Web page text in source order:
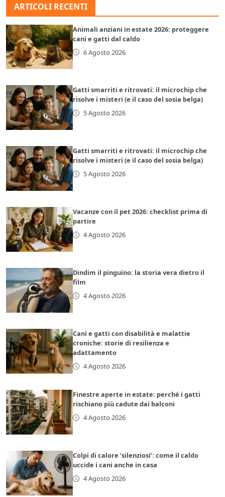
ARTICOLI RECENTI
Animali anziani in estate 2026: proteggere
cani e gatti dal caldo
6 Agosto 2026
Gatti smarriti e ritrovati: il microchip che
risolve i misteri (e il caso del sosia belga)
5 Agosto 2026
Gatti smarriti e ritrovati: il microchip che
risolve i misteri (e il caso del sosia belga)
5 Agosto 2026
Vacanze con il pet 2026: checklist prima di
partire
4 Agosto 2026
Dindim il pinguino: la storia vera dietro il
film
4 Agosto 2026
Cani e gatti con disabilità e malattie
croniche: storie di resilienza e
adattamento
4 Agosto 2026
Finestre aperte in estate: perché i gatti
rischiano più cadute dai balconi
4 Agosto 2026
Colpi di calore ‘silenziosi’: come il caldo
uccide i cani anche in casa
4 Agosto 2026